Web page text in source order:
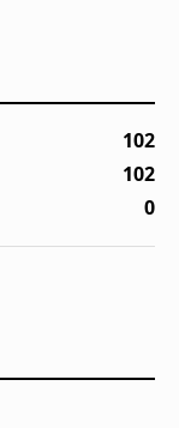
102
102
0